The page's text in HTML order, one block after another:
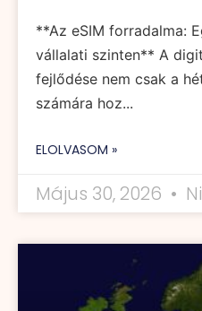
**Az eSIM forradalma:
vállalati szinten** A
fejlődése nem csak a
számára hoz...
ELOLVASOM »
Május 30, 2026